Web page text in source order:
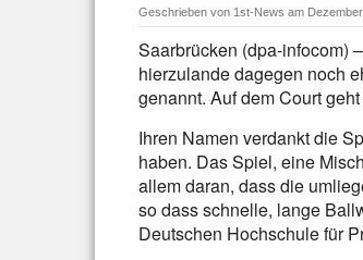
Geschrieben von 1st-News am
Saarbrücken (dpa-infocom)
hierzulande dagegen noch
genannt. Auf dem Court
Ihren Namen verdankt die
haben. Das Spiel, eine
allem daran, dass die
so dass schnelle, lange
Deutschen Hochschule für